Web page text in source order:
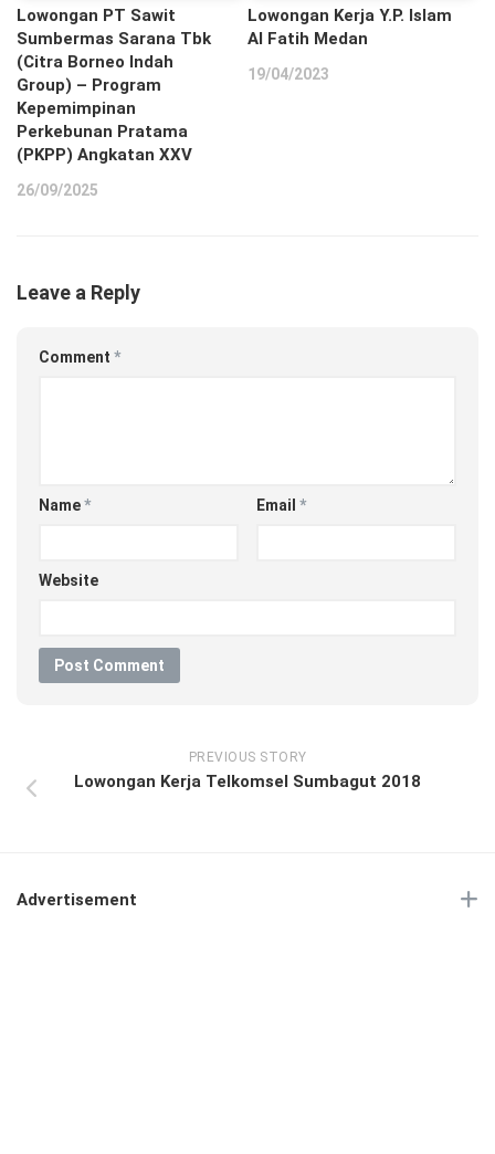
Lowongan PT Sawit
Sumbermas Sarana Tbk
(Citra Borneo Indah
Group) – Program
Kepemimpinan
Perkebunan Pratama
(PKPP) Angkatan XXV
26/09/2025
Lowongan Kerja Y.P. Islam
Al Fatih Medan
19/04/2023
Leave a Reply
Comment *
Name* Email *
Website
PREVIOUS STORY
Lowongan Kerja Telkomsel Sumbagut 2018
Advertisement